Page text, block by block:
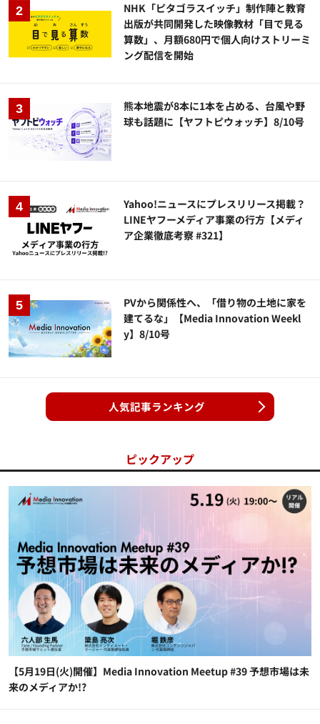
NHK「ピタゴラスイッチ」制作陣と教育
出版が共同開発した映像教材「目で見る
算数」、月額680円で個人向けストリーミ
ング配信を開始
熊本地震が8本に1本を占める、台風や野
球も話題に【ヤフトピウォッチ】8/10号
Yahoo!ニュースにプレスリリース掲載？
LINEヤフーメディア事業の行方【メディ
ア企業徹底考察 #321】
PVから関係性へ、「借り物の土地に家を
建てるな」【Media Innovation Weekl
y】8/10号
人気記事ランキング
ピックアップ
【5月19日(火)開催】Media Innovation Meetup #39 予想市場は未
来のメディアか!?